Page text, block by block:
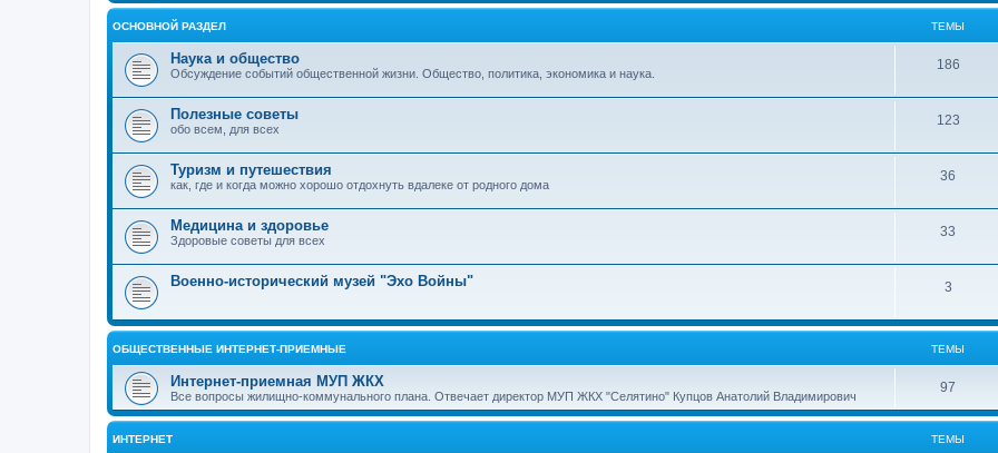
ОСНОВНОЙ РАЗДЕЛ ТЕМЫ
Наука и общество
Обсуждение событий общественной жизни. Общество, политика, экономика и наука.
186
Полезные советы
обо всем, для всех
123
Туризм и путешествия
как, где и когда можно хорошо отдохнуть вдалеке от родного дома
36
Медицина и здоровье
Здоровые советы для всех
33
Военно-исторический музей "Эхо Войны" 3
ОБЩЕСТВЕННЫЕ ИНТЕРНЕТ-ПРИЕМНЫЕ ТЕМЫ
Интернет-приемная МУП ЖКХ
Все вопросы жилищно-коммунального плана. Отвечает директор МУП ЖКХ "Селятино" Купцов Анатолий Владимирович
97
ИНТЕРНЕТ ТЕМЫ